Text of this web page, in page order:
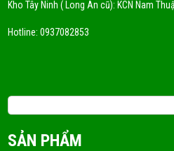
DUNG MÔI
FRI 05, 2026
Dung Môi A150 Là Gì?
Kho Tây Ninh ( Long An cũ): KCN Nam
Hotline: 0937082853
SẢN PHẨM